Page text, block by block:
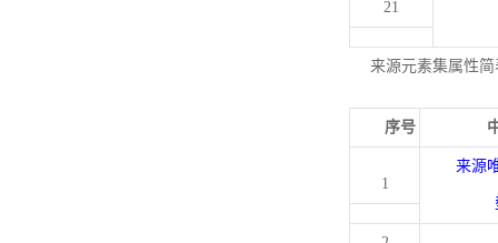
21
来源元素集属性简
序号
1
来源